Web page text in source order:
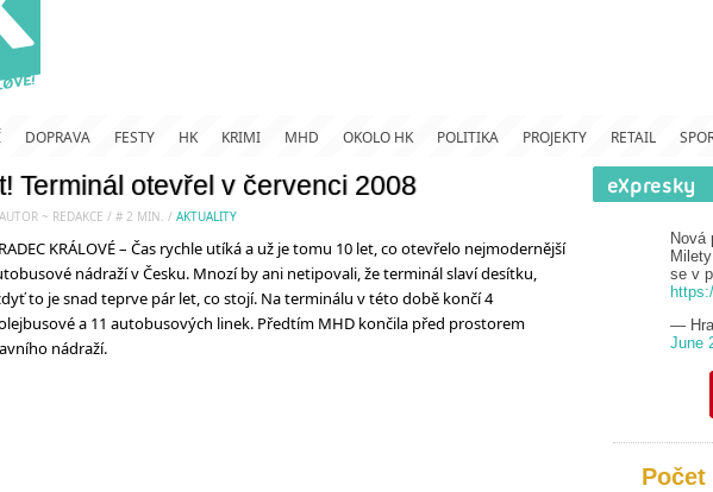
DOPRAVA FESTY HK KRIMI MHD OKOLO HK POLITIKA PROJEKTY RETAIL
Terminál otevřel v červenci 2008
AUTOR ~ REDAKCE / # 2 MIN. / AKTUALITY
KRÁLOVÉ – Čas rychle utíká a už je tomu 10 let, co otevřelo nejmodernější
nádraží v Česku. Mnozí by ani netipovali, že terminál slaví desítku,
to je snad teprve pár let, co stojí. Na terminálu v této době končí 4
a 11 autobusových linek. Předtím MHD končila před prostorem
nádraží.
Nová
se v
—
June
Počet